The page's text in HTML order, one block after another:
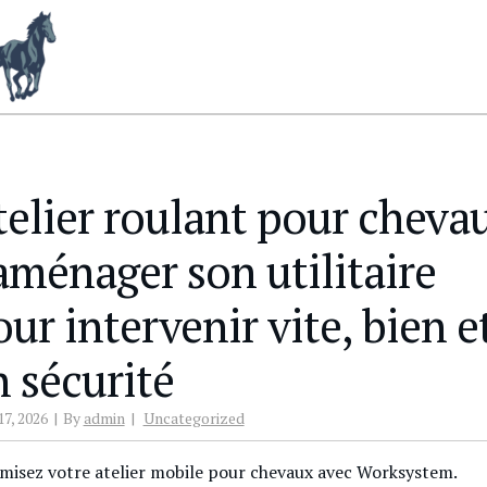
roulant pour
son utilitaire
intervenir vite, bien
sécurité
2026 By admin Uncategorized
votre atelier mobile pour chevaux avec Worksystem.